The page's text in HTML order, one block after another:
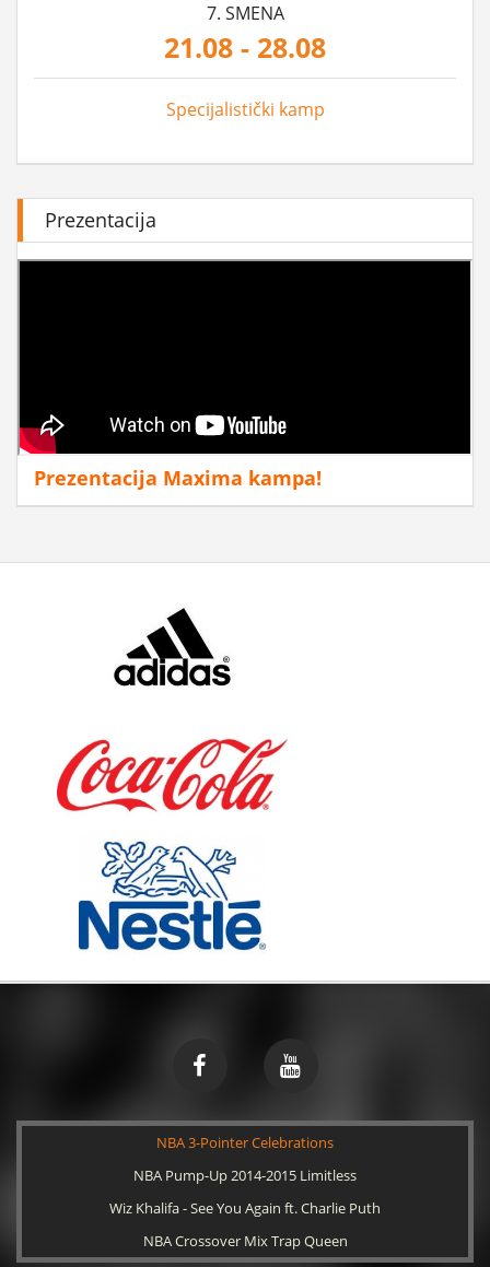
7. SMENA
21.08 - 28.08
Specijalistički kamp
Prezentacija
Prezentacija Maxima kampa!
NBA 3-Pointer Celebrations
NBA Pump-Up 2014-2015 Limitless
Wiz Khalifa - See You Again ft. Charlie Puth
NBA Crossover Mix Trap Queen